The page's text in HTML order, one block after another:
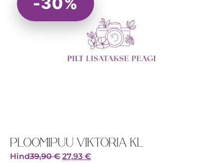
PLOOMIPUU VIKTORIA KL
Hind39,90€ 27,93 €